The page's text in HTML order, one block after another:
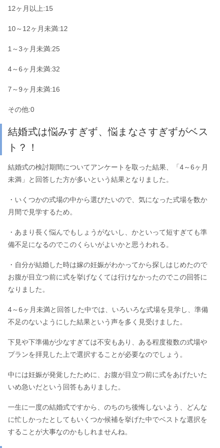
12ヶ月以上:15
10～12ヶ月未満:12
1～3ヶ月未満:25
4～6ヶ月未満:32
7～9ヶ月未満:16
その他:0
結婚式は悩みすぎず、悩まなさすぎずがベス
ト？！
結婚式の検討期間についてアンケートを取った結果、「4～6ヶ月
未満」と回答した方が多いという結果となりました。
・いくつかの式場の中から選びたいので、気になった式場を数か
月間で見学するため。
・あまり長く悩んでもしょうがないし、かといって短すぎても準
備不足になるのでこのくらいがよいかと思うわれる。
・自分が結婚した時は嫁の妊娠がわかってから探しはじめたので
お腹が目立つ前に式を挙げなくては行けなかったのでこの回答に
なりました。
4～6ヶ月未満と回答した中では、いろいろな式場を見学し、準備
不足のないようにした結果という声を多く見受けました。
下見や下準備が少なすぎては不安もあり、ある程度複数の式場や
プランを拝見した上で選択することが必要なのでしょう。
中には妊娠が発覚したために、お腹が目立つ前に式をあげたいた
いめ急いだという回答もありました。
一生に一度の結婚式ですから、のちのち後悔しないよう、どんな
に忙しかったとしてもいくつか候補を挙げた中でベストな選択を
することが大事なのかもしれませんね。